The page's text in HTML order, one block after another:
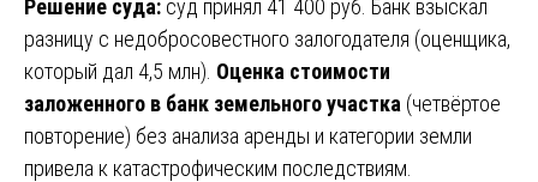
Решение суда: суд принял 41 400 руб. Банк взыскал
разницу с недобросовестного залогодателя (оценщика,
который дал 4,5 млн). Оценка стоимости
заложенного в банк земельного участка (четвёртое
повторение) без анализа аренды и категории земли
привела к катастрофическим последствиям.